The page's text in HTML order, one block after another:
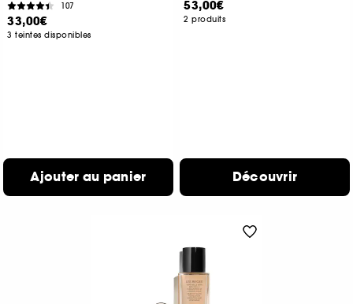
107
33,00€
3 teintes disponibles
Ajouter au panier
53,00€
2 produits
Découvrir